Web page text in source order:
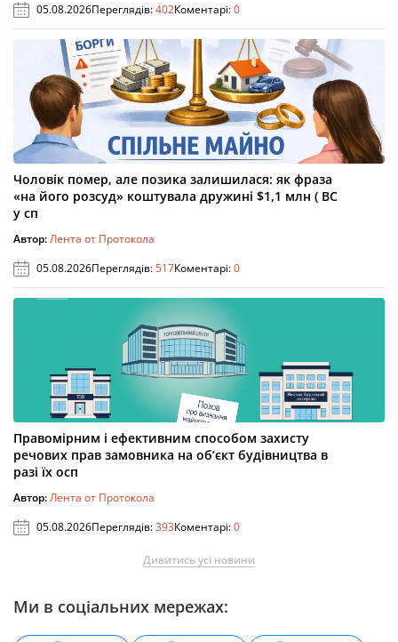
05.08.2026Переглядів:402Коментарі:0
Чоловік помер, але позика залишилася: як фраза
«на його розсуд» коштувала дружині $1,1 млн ( ВС
у сп
Автор:Лента от Протокола
05.08.2026Переглядів:517Коментарі:0
Правомірним і ефективним способом захисту
речових прав замовника на об’єкт будівництва в
разі їх осп
Автор:Лента от Протокола
05.08.2026Переглядів:393Коментарі:0
Дивитись усі новини
Ми в соціальних мережах: